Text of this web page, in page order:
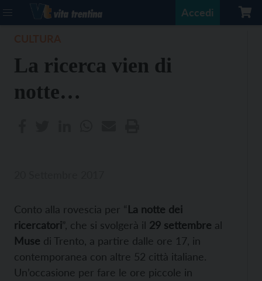
Accedi
La ricerca vien di
notte…
Conto alla rovescia per “La notte dei
ricercatori”, che si svolgerà il 29 settembre al
Muse di Trento, a partire dalle ore 17, in
contemporanea con altre 52 città italiane.
Un’occasione per fare le ore piccole in